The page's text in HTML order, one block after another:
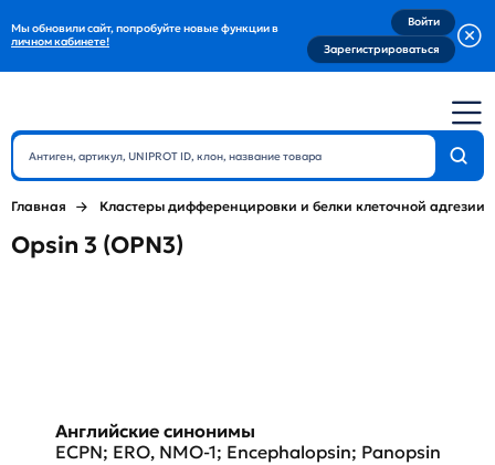
Мы обновили сайт, попробуйте новые функции в
личном кабинете!
Войти
Зарегистрироваться
Главная Кластеры дифференцировки и белки клеточной адгезии
Opsin 3 (OPN3)
Английские синонимы
ECPN; ERO, NMO-1; Encephalopsin; Panopsin